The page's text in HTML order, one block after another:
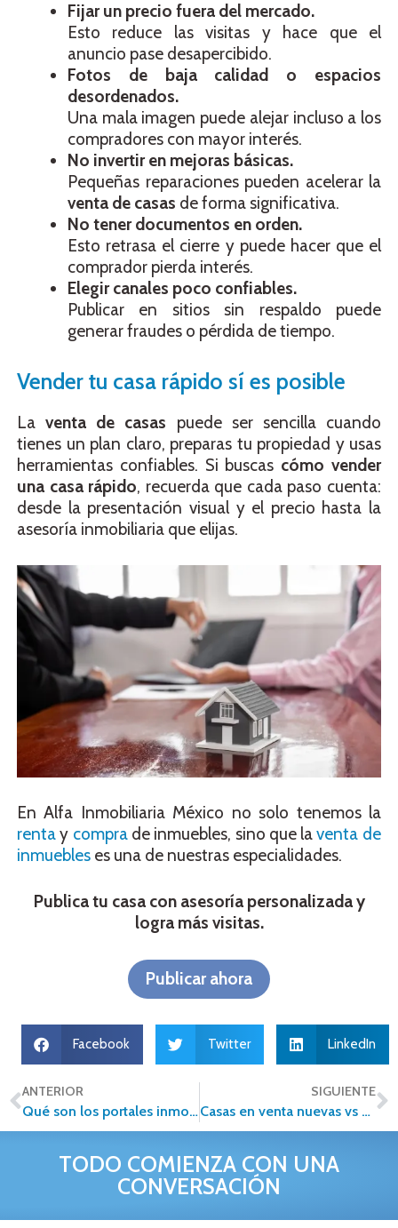
Fijar un precio fuera del mercado.
Esto reduce las visitas y hace que el
anuncio pase desapercibido.
Fotos de baja calidad o espacios
desordenados.
Una mala imagen puede alejar incluso a los
compradores con mayor interés.
No invertir en mejoras básicas.
Pequeñas reparaciones pueden acelerar la
venta de casas de forma significativa.
No tener documentos en orden.
Esto retrasa el cierre y puede hacer que el
comprador pierda interés.
Elegir canales poco confiables.
Publicar en sitios sin respaldo puede
generar fraudes o pérdida de tiempo.
Vender tu casa rápido sí es posible
Laventa de casas puede ser sencilla cuando
tienes un plan claro, preparas tu propiedad y usas
herramientas confiables. Si buscas cómo vender
una casa rápido, recuerda que cada paso cuenta:
desde la presentación visual y el precio hasta la
asesoría inmobiliaria que elijas.
En Alfa Inmobiliaria México no solo tenemos la
rentay comprade inmuebles, sino que laventa de
inmuebles es una de nuestras especialidades.
Publica tu casa con asesoría personalizada y
logra más visitas.
Publicar ahora
Facebook Twitter LinkedIn
ANTERIOR
Qué son los portales inmobiliarios y cómo aprovecharlos al máximo
SIGUIENTE
Casas en venta nuevas vs usadas: cuál te conviene más
TODO COMIENZA CON UNA
CONVERSACIÓN